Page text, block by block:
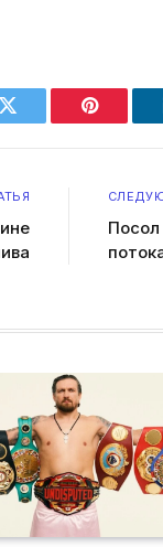
Twitter Pinterest
Посол